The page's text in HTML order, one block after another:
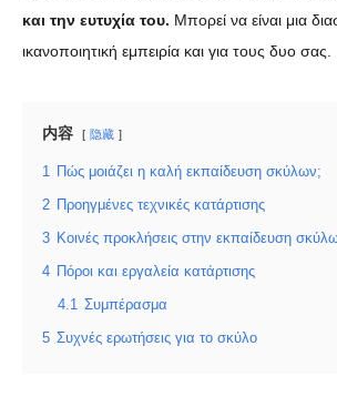
και την ευτυχία του. Μπορεί να είναι μια
ικανοποιητική εμπειρία και για τους δυο σας.
内容 隐藏
1 Πώς μοιάζει η καλή εκπαίδευση σκύλων;
2 Προηγμένες τεχνικές κατάρτισης
3 Κοινές προκλήσεις στην εκπαίδευση
4 Πόροι και εργαλεία κατάρτισης
4.1 Συμπέρασμα
5 Συχνές ερωτήσεις για το σκύλο